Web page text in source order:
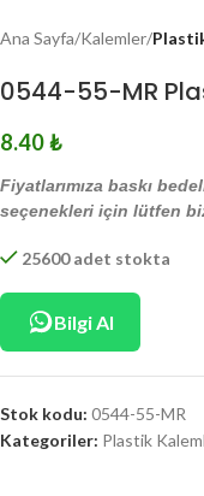
Ana Sayfa Kalemler
0544-55-MR
8.40₺
Fiyatlarımıza baskı
seçenekleri için lütfen
25600 adet stokta
Bilgi Al
Stok kodu: 0544-55-MR
Kategoriler: Plastik